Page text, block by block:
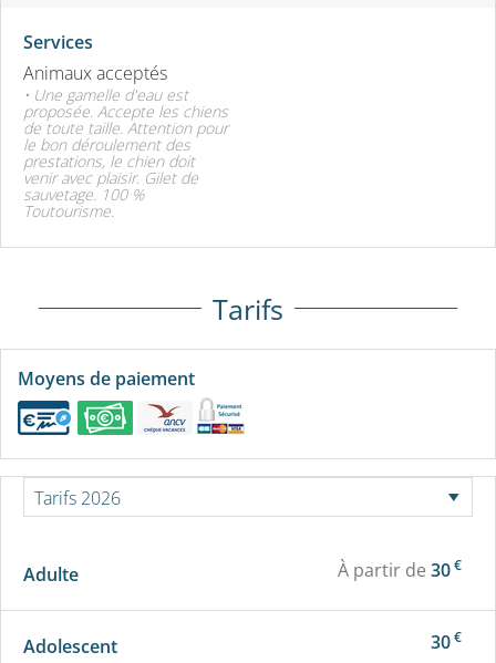
Services
Animaux acceptés
• Une gamelle d'eau est
proposée. Accepte les chiens
de toute taille. Attention pour
le bon déroulement des
prestations, le chien doit
venir avec plaisir. Gilet de
sauvetage. 100 %
Toutourisme.
Tarifs
Moyens de paiement
Adulte À partir de 30€
Adolescent 30€